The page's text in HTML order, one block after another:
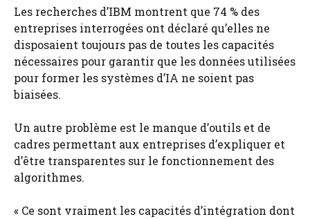
Les recherches d’IBM montrent que 74 % des
entreprises interrogées ont déclaré qu’elles ne
disposaient toujours pas de toutes les capacités
nécessaires pour garantir que les données utilisées
pour former les systèmes d’IA ne soient pas
biaisées.
Un autre problème est le manque d’outils et de
cadres permettant aux entreprises d’expliquer et
d’être transparentes sur le fonctionnement des
algorithmes.
« Ce sont vraiment les capacités d’intégration dont